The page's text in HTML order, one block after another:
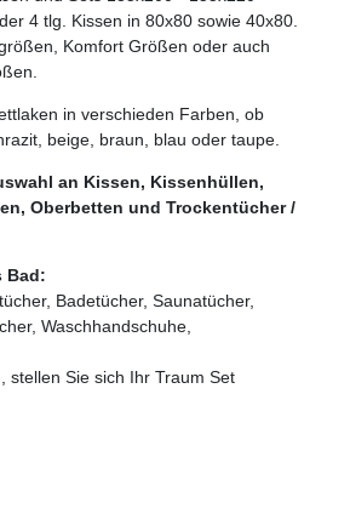
4 tlg. Kissen in 80x80 sowie 40x80.
Komfort Größen oder auch
in verschieden Farben, ob
beige, braun, blau oder taupe.
an Kissen, Kissenhüllen,
Oberbetten und Trockentücher /
Bad:
Badetücher, Saunatücher,
Waschhandschuhe,
stellen Sie sich Ihr Traum Set